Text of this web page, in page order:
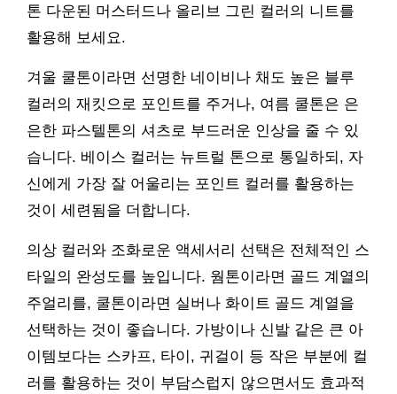
톤 다운된 머스터드나 올리브 그린 컬러의 니트를
활용해 보세요.
겨울 쿨톤이라면 선명한 네이비나 채도 높은 블루
컬러의 재킷으로 포인트를 주거나, 여름 쿨톤은 은
은한 파스텔톤의 셔츠로 부드러운 인상을 줄 수 있
습니다. 베이스 컬러는 뉴트럴 톤으로 통일하되, 자
신에게 가장 잘 어울리는 포인트 컬러를 활용하는
것이 세련됨을 더합니다.
의상 컬러와 조화로운 액세서리 선택은 전체적인 스
타일의 완성도를 높입니다. 웜톤이라면 골드 계열의
주얼리를, 쿨톤이라면 실버나 화이트 골드 계열을
선택하는 것이 좋습니다. 가방이나 신발 같은 큰 아
이템보다는 스카프, 타이, 귀걸이 등 작은 부분에 컬
러를 활용하는 것이 부담스럽지 않으면서도 효과적